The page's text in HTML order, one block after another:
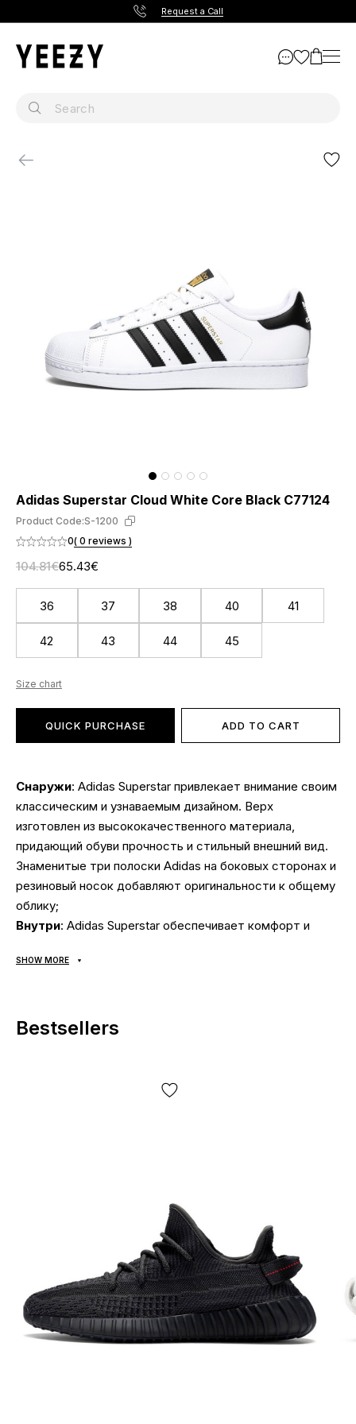
Request a Call
Adidas Superstar Cloud White Core Black C77124
Product Code:S-1200
0( 0 reviews )
104.81€65.43€
36 37 38 40 41
42 43 44 45
Size chart
QUICK PURCHASE ADD TO CART
Снаружи: Adidas Superstar привлекает внимание своим
классическим и узнаваемым дизайном. Верх
изготовлен из высококачественного материала,
придающий обуви прочность и стильный внешний вид.
Знаменитые три полоски Adidas на боковых сторонах и
резиновый носок добавляют оригинальности к общему
облику;
Внутри: Adidas Superstar обеспечивает комфорт и
анатомическая стелька создают приятное ощущение
помогает снизить усталость и смягчить удары при
резиновую подошву. Она обеспечивает отличное
: может использоваться в течение всего
года в зависимости от погодных условий;
: Adidas.
Все товары доставляются исключительно компанией
«НОВАЯ ПОЧТА», никаких других вариантов доставки
— не предусмотрено! Оплата происходит при
SHOW MORE
Bestsellers